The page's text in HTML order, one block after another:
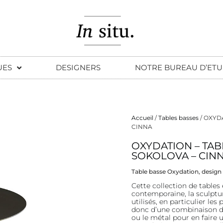
DESIGNERS NOTRE BUREAU
Accueil /Tables basses /
CINNA
OXYDATION –
SOKOLOVA –
Table basse Oxydation,
Description
Cette collection de tables
contemporaine, la
utilisés, en particulier les
donc d’une combinaison
ou le métal pour en faire